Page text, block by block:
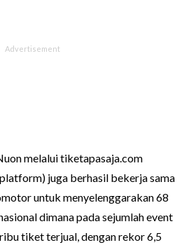
melalui tiketapasaja.com
juga berhasil bekerja sama
untuk menyelenggarakan 68
dimana pada sejumlah event
tiket terjual, dengan rekor 6,5